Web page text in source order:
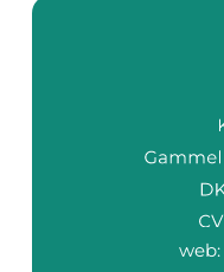
web: